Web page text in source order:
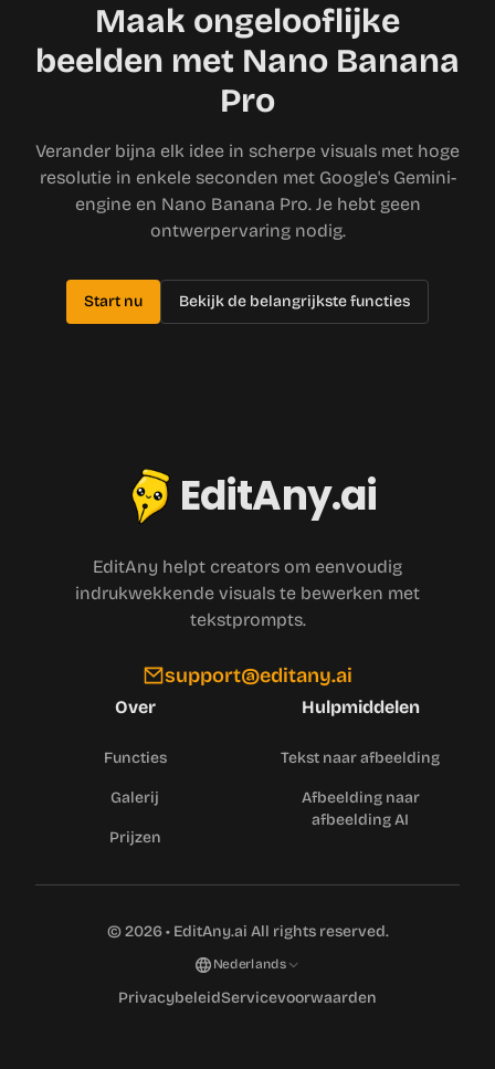
Maak ongelooflijke
beelden met Nano Banana
Pro
Verander bijna elk idee in scherpe visuals met hoge
resolutie in enkele seconden met Google's Gemini-
engine en Nano Banana Pro. Je hebt geen
ontwerpervaring nodig.
Start nu Bekijk de belangrijkste functies
EditAny.ai
EditAny helpt creators om eenvoudig
indrukwekkende visuals te bewerken met
tekstprompts.
support@editany.ai
Over
Functies
Galerij
Prijzen
Hulpmiddelen
Tekst naar afbeelding
Afbeelding naar
afbeelding AI
©2026• EditAny.ai All rights reserved.
Nederlands
PrivacybeleidServicevoorwaarden